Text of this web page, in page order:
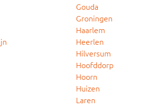
Gouda
Groningen
Haarlem
Heerlen
Hilversum
Hoofddorp
Hoorn
Huizen
Laren